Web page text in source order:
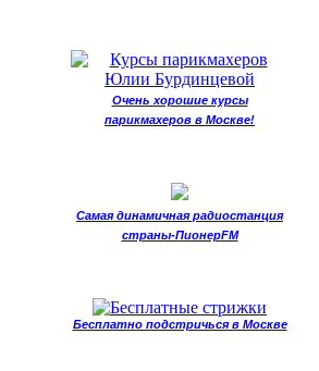
Очень хорошие курсы
парикмахеров в Москве!
Самая динамичная радиостанция
страны-ПионерFM
Бесплатно подстричься в Москве